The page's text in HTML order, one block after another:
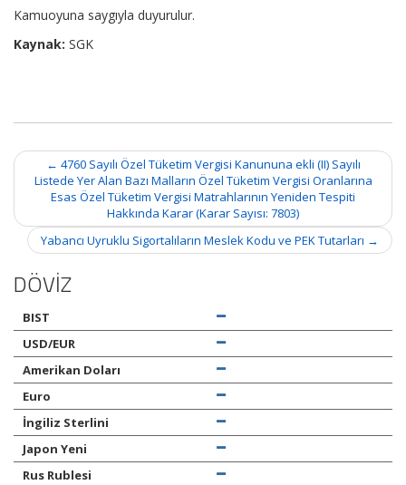
Kamuoyuna saygıyla duyurulur.
Kaynak: SGK
Post
navigation
← 4760 Sayılı Özel Tüketim Vergisi Kanununa ekli (II) Sayılı
Listede Yer Alan Bazı Malların Özel Tüketim Vergisi Oranlarına
Esas Özel Tüketim Vergisi Matrahlarının Yeniden Tespiti
Hakkında Karar (Karar Sayısı: 7803)
Yabancı Uyruklu Sigortalıların Meslek Kodu ve PEK Tutarları →
DÖVİZ
BIST
USD/EUR
Amerikan Doları
Euro
İngiliz Sterlini
Japon Yeni
Rus Rublesi